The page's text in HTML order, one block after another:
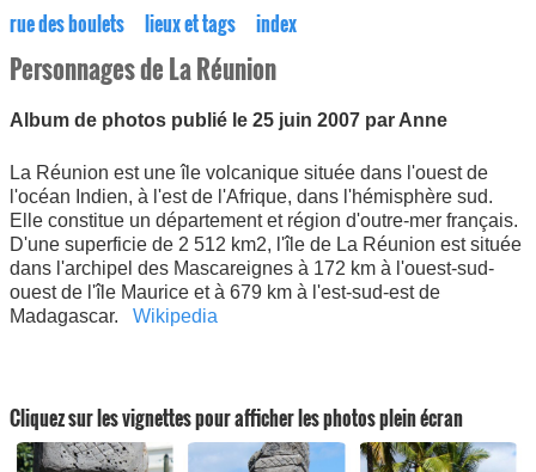
rue des boulets lieux et tags index
Personnages de La Réunion
Album de photos publié le 25 juin 2007 par Anne
La Réunion est une île volcanique située dans l'ouest de
l'océan Indien, à l'est de l'Afrique, dans l'hémisphère sud.
Elle constitue un département et région d'outre-mer français.
D'une superficie de 2 512 km2, l'île de La Réunion est située
dans l'archipel des Mascareignes à 172 km à l'ouest-sud-
ouest de l'île Maurice et à 679 km à l'est-sud-est de
Madagascar. Wikipedia
Cliquez sur les vignettes pour afficher les photos plein écran